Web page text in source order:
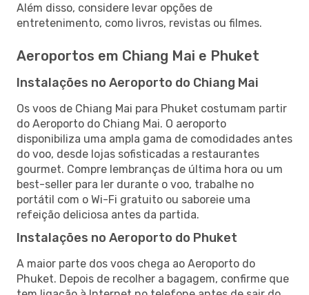
Além disso, considere levar opções de
entretenimento, como livros, revistas ou filmes.
Aeroportos em Chiang Mai e Phuket
Instalações no Aeroporto do Chiang Mai
Os voos de Chiang Mai para Phuket costumam partir
do Aeroporto do Chiang Mai. O aeroporto
disponibiliza uma ampla gama de comodidades antes
do voo, desde lojas sofisticadas a restaurantes
gourmet. Compre lembranças de última hora ou um
best-seller para ler durante o voo, trabalhe no
portátil com o Wi-Fi gratuito ou saboreie uma
refeição deliciosa antes da partida.
Instalações no Aeroporto do Phuket
A maior parte dos voos chega ao Aeroporto do
Phuket. Depois de recolher a bagagem, confirme que